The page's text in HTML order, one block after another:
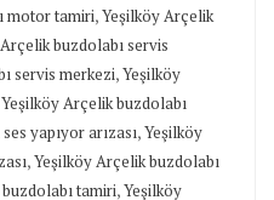
motor tamiri,Yeşilköy Arçelik
buzdolabı servis
servis merkezi,Yeşilköy
Yeşilköy Arçelik buzdolabı
yapıyor arızası,Yeşilköy
,Yeşilköy Arçelik buzdolabı
tamiri,Yeşilköy